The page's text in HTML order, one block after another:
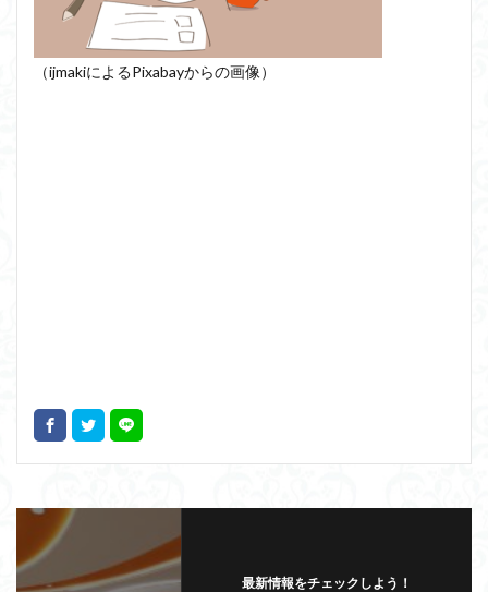
（ijmakiによるPixabayからの画像）
最新情報をチェックしよう！